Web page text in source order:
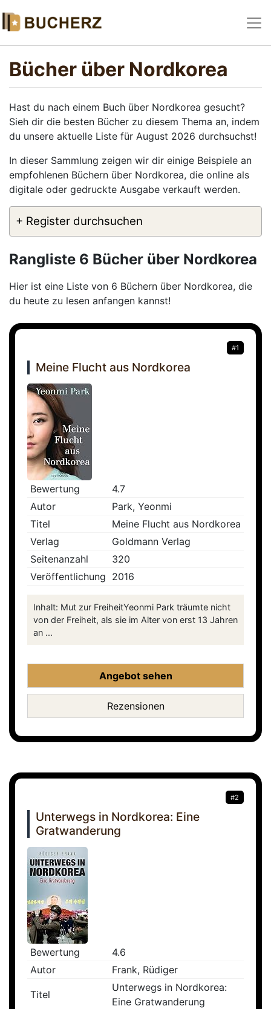
Bücher über Nordkorea
Hast du nach einem Buch über Nordkorea gesucht?
Sieh dir die besten Bücher zu diesem Thema an, indem
du unsere aktuelle Liste für August 2026 durchsuchst!
In dieser Sammlung zeigen wir dir einige Beispiele an
empfohlenen Büchern über Nordkorea, die online als
digitale oder gedruckte Ausgabe verkauft werden.
+ Register durchsuchen
Rangliste 6 Bücher über Nordkorea
Hier ist eine Liste von 6 Büchern über Nordkorea, die
du heute zu lesen anfangen kannst!
#1
Meine Flucht aus Nordkorea
Bewertung
4.7
Autor
Park, Yeonmi
Titel
Meine Flucht aus Nordkorea
Verlag
Goldmann Verlag
Seitenanzahl
320
Veröffentlichung 2016
Inhalt: Mut zur FreiheitYeonmi Park träumte nicht
von der Freiheit, als sie im Alter von erst 13 Jahren
an ...
Angebot sehen
Rezensionen
#2
Unterwegs in Nordkorea: Eine
Gratwanderung
Bewertung
4.6
Autor
Frank, Rüdiger
Titel
Unterwegs in Nordkorea:
Eine Gratwanderung